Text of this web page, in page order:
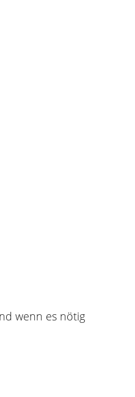
wenn es nötig